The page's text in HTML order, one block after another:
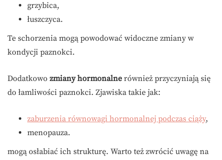
grzybica,
łuszczyca.
Te schorzenia mogą powodować widoczne zmiany w
kondycji paznokci.
Dodatkowo zmiany hormonalne również przyczyniają się
do łamliwości paznokci. Zjawiska takie jak:
zaburzenia równowagi hormonalnej podczas ciąży,
menopauza.
mogą osłabiać ich strukturę. Warto też zwrócić uwagę na